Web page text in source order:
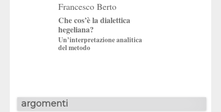
Francesco Berto
Che cos’è la dialettica
hegeliana?
Un’interpretazione analitica
del metodo
argomenti